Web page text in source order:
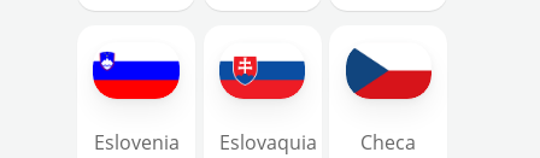
Eslovenia Eslovaquia Checa